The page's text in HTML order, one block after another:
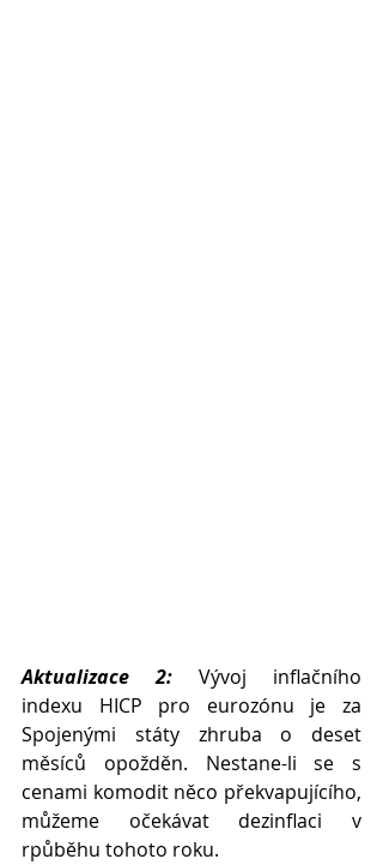
Aktualizace 2: Vývoj inflačního
indexu HICP pro eurozónu je za
Spojenými státy zhruba o deset
měsíců opožděn. Nestane-li se s
cenami komodit něco překvapujícího,
můžeme očekávat dezinflaci v
rpůběhu tohoto roku.